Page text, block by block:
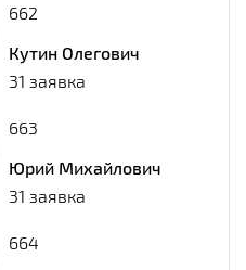
662
Кутин Олегович
31 заявка
663
Юрий Михайлович
31 заявка
664